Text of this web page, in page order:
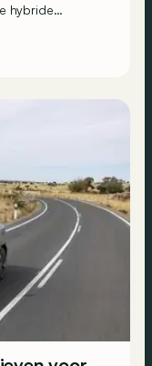
hybride